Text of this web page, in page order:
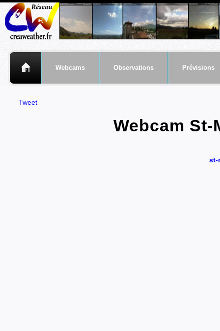
Webcams Observations Prévisions
Tweet
Webcam
st-